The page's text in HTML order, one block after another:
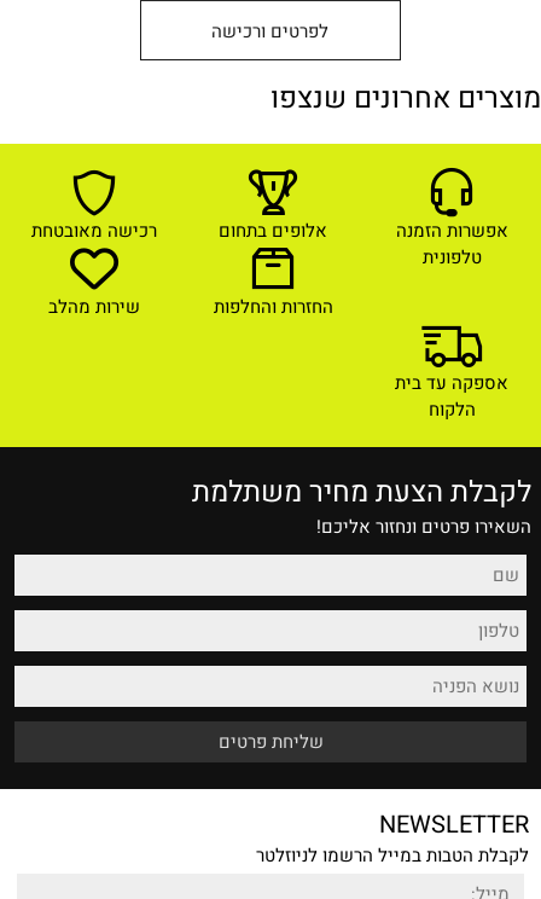
לפרטים ורכישה
מוצרים אחרונים שנצפו
אפשרות הזמנה
טלפונית
אלופים בתחום רכישה מאובטחת
החזרות והחלפות שירות מהלב
אספקה עד בית
הלקוח
לקבלת הצעת מחיר משתלמת
השאירו פרטים ונחזור אליכם!
NEWSLETTER
לקבלת הטבות במייל הרשמו לניוזלטר